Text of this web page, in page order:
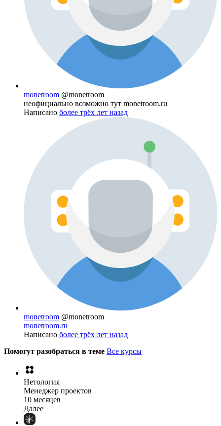
monetroom @monetroom
неофициально возможно тут monetroom.ru
Написано более трёх лет назад
monetroom @monetroom
monetroom.ru
Написано более трёх лет назад
Помогут разобраться в теме Все курсы
Нетология
Менеджер проектов
10 месяцев
Далее